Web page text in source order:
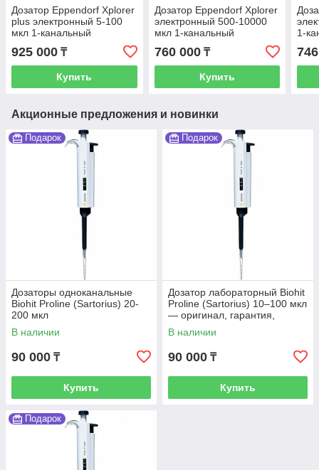
Дозатор Eppendorf Xplorer
plus электронный 5-100
мкл 1-канальный
925 000 ₸
Купить
Дозатор Eppendorf Xplorer
электронный 500-10000
мкл 1-канальный
760 000₸
Купить
1-
Акционные предложения и новинки
Подарок
Дозаторы одноканальные
Biohit Proline (Sartorius) 20-
200 мкл
В наличии
90 000 ₸
Купить
Подарок
Дозатор лабораторный Biohit
Proline (Sartorius) 10–100 мкл
— оригинал, гарантия,
доставка по Казахстану
В наличии
90 000 ₸
Купить
Подарок